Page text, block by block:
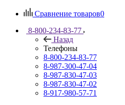
Сравнение товаров0
8-800-234-83-77
Назад
Телефоны
8-800-234-83-77
8-987-300-47-04
8-987-830-47-03
8-987-830-47-02
8-917-980-57-71